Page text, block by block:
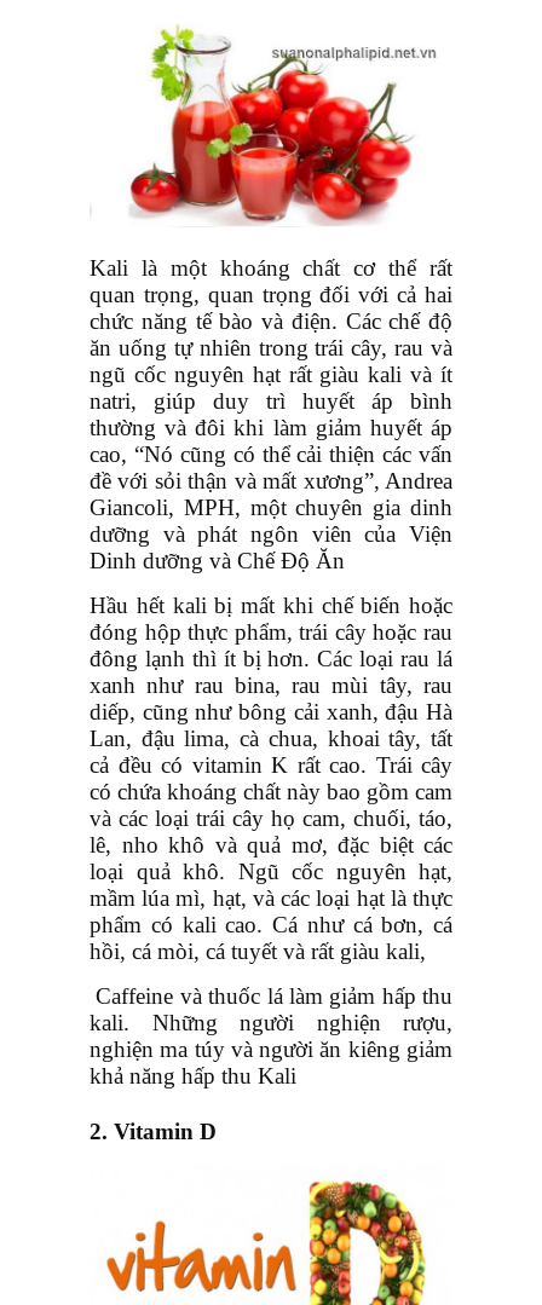
Kali là một khoáng chất cơ thể rất
quan trọng, quan trọng đối với cả hai
chức năng tế bào và điện. Các chế độ
ăn uống tự nhiên trong trái cây, rau và
ngũ cốc nguyên hạt rất giàu kali và ít
natri, giúp duy trì huyết áp bình
thường và đôi khi làm giảm huyết áp
cao, “Nó cũng có thể cải thiện các vấn
đề với sỏi thận và mất xương”, Andrea
Giancoli, MPH, một chuyên gia dinh
dưỡng và phát ngôn viên của Viện
Dinh dưỡng và Chế Độ Ăn
Hầu hết kali bị mất khi chế biến hoặc
đóng hộp thực phẩm, trái cây hoặc rau
đông lạnh thì ít bị hơn. Các loại rau lá
xanh như rau bina, rau mùi tây, rau
diếp, cũng như bông cải xanh, đậu Hà
Lan, đậu lima, cà chua, khoai tây, tất
cả đều có vitamin K rất cao. Trái cây
có chứa khoáng chất này bao gồm cam
và các loại trái cây họ cam, chuối, táo,
lê, nho khô và quả mơ, đặc biệt các
loại quả khô. Ngũ cốc nguyên hạt,
mầm lúa mì, hạt, và các loại hạt là thực
phẩm có kali cao. Cá như cá bơn, cá
hồi, cá mòi, cá tuyết và rất giàu kali,
Caffeine và thuốc lá làm giảm hấp thu
kali. Những người nghiện rượu,
nghiện ma túy và người ăn kiêng giảm
khả năng hấp thu Kali
2. Vitamin D